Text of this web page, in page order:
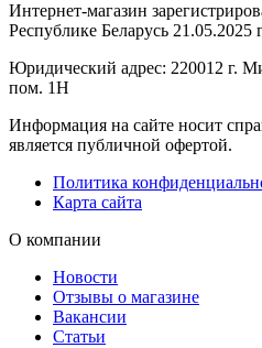
Интернет-магазин
Республике Беларусь 21.05.2025
Юридический адрес: 220012 г.
пом. 1Н
Информация на сайте носит
является публичной офертой.
Политика
Карта сайта
О компании
Новости
Отзывы о магазине
Вакансии
Статьи